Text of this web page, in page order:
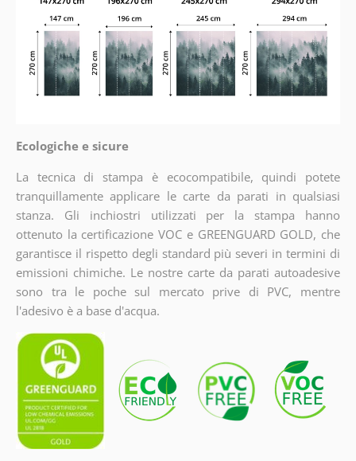
Ecologiche e sicure
La tecnica di stampa è ecocompatibile, quindi potete
tranquillamente applicare le carte da parati in qualsiasi
stanza. Gli inchiostri utilizzati per la stampa hanno
ottenuto la certificazione VOC e GREENGUARD GOLD, che
garantisce il rispetto degli standard più severi in termini di
emissioni chimiche. Le nostre carte da parati autoadesive
sono tra le poche sul mercato prive di PVC, mentre
l'adesivo è a base d'acqua.